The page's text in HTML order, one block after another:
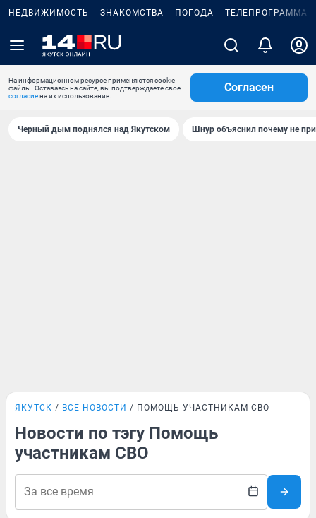
НЕДВИЖИМОСТЬ ЗНАКОМСТВА ПОГОДА ТЕЛЕПРОГРАММА
На информационном ресурсе применяются cookie-
файлы. Оставаясь на сайте, вы подтверждаете свое
согласиена их использование.
Согласен
Черный дым поднялся над Якутском Шнур объяснил почему не
ЯКУТСК ВСЕ НОВОСТИ ПОМОЩЬ УЧАСТНИКАМ СВО
Новости по тэгу Помощь
участникам СВО